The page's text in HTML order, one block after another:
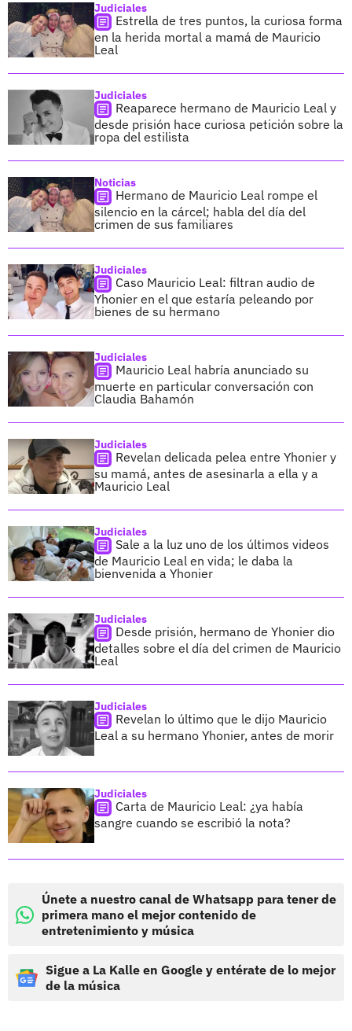
Judiciales
Estrella de tres puntos, la curiosa forma
en la herida mortal a mamá de Mauricio
Leal
Judiciales
Reaparece hermano de Mauricio Leal y
desde prisión hace curiosa petición sobre la
ropa del estilista
Noticias
Hermano de Mauricio Leal rompe el
silencio en la cárcel; habla del día del
crimen de sus familiares
Judiciales
Caso Mauricio Leal: filtran audio de
Yhonier en el que estaría peleando por
bienes de su hermano
Judiciales
Mauricio Leal habría anunciado su
muerte en particular conversación con
Claudia Bahamón
Judiciales
Revelan delicada pelea entre Yhonier y
su mamá, antes de asesinarla a ella y a
Mauricio Leal
Judiciales
Sale a la luz uno de los últimos videos
de Mauricio Leal en vida; le daba la
bienvenida a Yhonier
Judiciales
Desde prisión, hermano de Yhonier dio
detalles sobre el día del crimen de Mauricio
Leal
Judiciales
Revelan lo último que le dijo Mauricio
Leal a su hermano Yhonier, antes de morir
Judiciales
Carta de Mauricio Leal: ¿ya había
sangre cuando se escribió la nota?
Únete a nuestro canal de Whatsapp para tener de
primera mano el mejor contenido de
entretenimiento y música
Sigue a La Kalle en Google y entérate de lo mejor
de la música